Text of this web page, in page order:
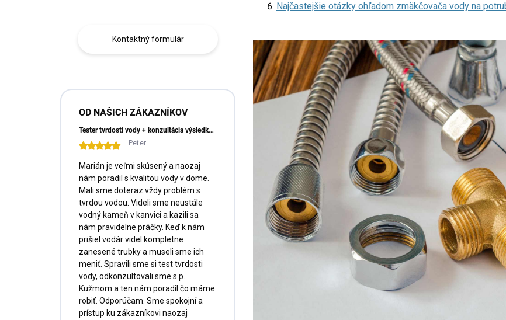
Kontaktný formulár
OD NAŠICH ZÁKAZNÍKOV
Tester tvrdosti vody + konzultácia výsledkov a doprava ZADARMO
Peter
Marián je veľmi skúsený a naozaj
nám poradil s kvalitou vody v dome.
Mali sme doteraz vždy problém s
tvrdou vodou. Videli sme neustále
vodný kameň v kanvici a kazili sa
nám pravidelne práčky. Keď k nám
prišiel vodár videl kompletne
zanesené trubky a museli sme ich
meniť. Spravili sme si test tvrdosti
vody, odkonzultovali sme s p.
Kužmom a ten nám poradil čo máme
robiť. Odporúčam. Sme spokojní a
prístup ku zákazníkovi naozaj
Najčastejšie otázky ohľadom zmäkčovača vody na